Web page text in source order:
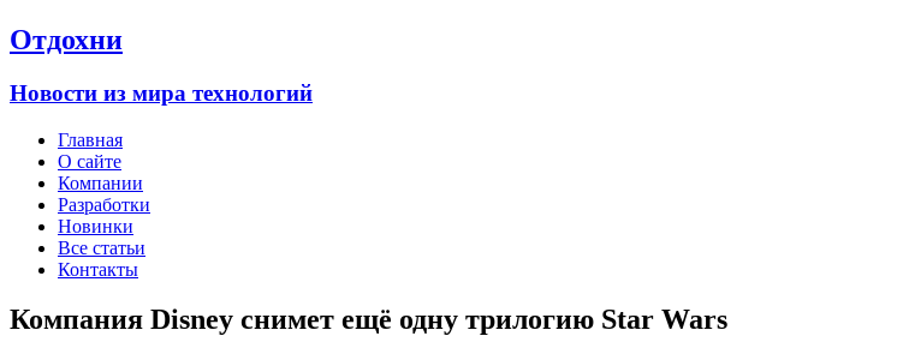
Отдохни
Новости из мира технологий
Главная
О сайте
Компании
Разработки
Новинки
Все статьи
Контакты
Компания Disney снимет ещё одну трилогию Star Wars